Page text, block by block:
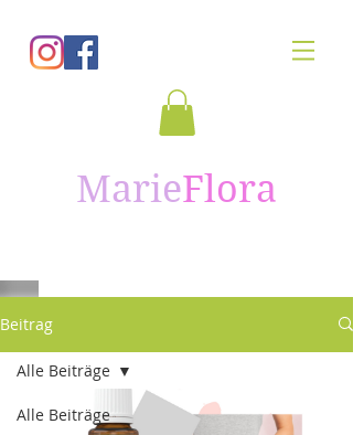
MarieFlora
Beitrag
Alle Beiträge
Alle Beiträge